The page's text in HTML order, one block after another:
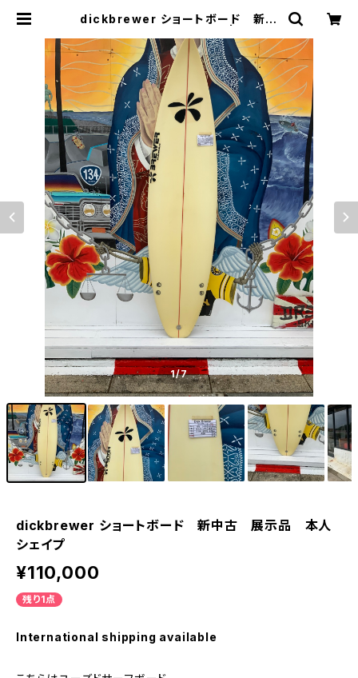
dickbrewer ショートボード 新中
URFSK8SHOP
1/7
dickbrewer ショートボード 新中古 展示品 本人
シェイプ
¥110,000
残り1点
International shipping available